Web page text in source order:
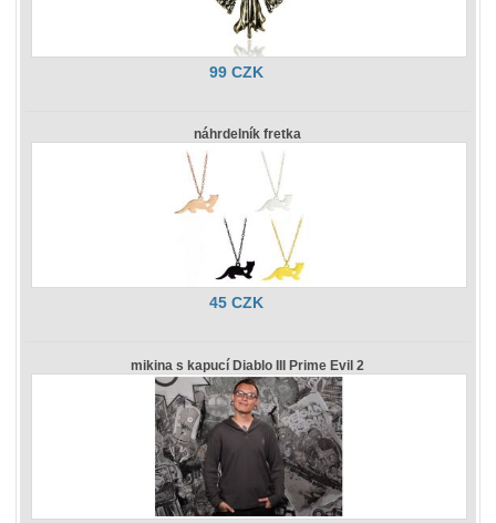
99 CZK
náhrdelník fretka
45 CZK
mikina s kapucí Diablo III Prime Evil 2